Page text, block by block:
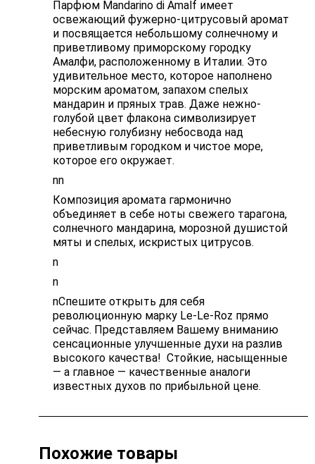
Парфюм Mandarino di Amalf имеет
освежающий фужерно-цитрусовый аромат
и посвящается небольшому солнечному и
приветливому приморскому городку
Амалфи, расположенному в Италии. Это
удивительное место, которое наполнено
морским ароматом, запахом спелых
мандарин и пряных трав. Даже нежно-
голубой цвет флакона символизирует
небесную голубизну небосвода над
приветливым городком и чистое море,
которое его окружает.
nn
Композиция аромата гармонично
объединяет в себе ноты свежего тарагона,
солнечного мандарина, морозной душистой
мяты и спелых, искристых цитрусов.
n
n
nСпешите открыть для себя
революционную марку Le-Le-Roz прямо
сейчас. Представляем Вашему вниманию
сенсационные улучшенные духи на разлив
высокого качества! Стойкие, насыщенные
— а главное — качественные аналоги
известных духов по прибыльной цене.
Похожие товары